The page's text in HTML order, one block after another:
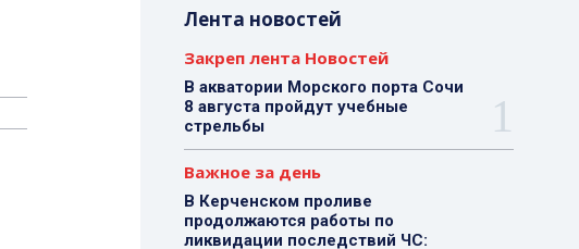
Лента новостей
Закреп лента Новостей
В акватории Морского порта Сочи
8 августа пройдут учебные
стрельбы
Важное за день
В Керченском проливе
продолжаются работы по
ликвидации последствий ЧС: